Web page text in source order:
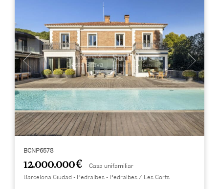
BCNP6578
12.000.000 € Casa unifamiliar
Barcelona Ciudad - Pedralbes - Pedralbes / Les Corts